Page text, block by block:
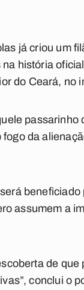
já criou um
história
do Ceará, no
passarinho
da
assumem a
de que
conclui o